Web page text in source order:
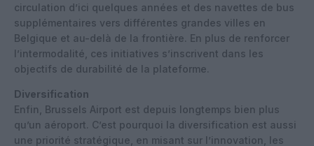
circulation d’ici quelques années et des navettes de bus
supplémentaires vers différentes grandes villes en
Belgique et au-delà de la frontière. En plus de renforcer
l’intermodalité, ces initiatives s’inscrivent dans les
objectifs de durabilité de la plateforme.
Diversification
Enfin, Brussels Airport est depuis longtemps bien plus
qu’un aéroport. C’est pourquoi la diversification est aussi
une priorité stratégique, en misant sur l’innovation, les